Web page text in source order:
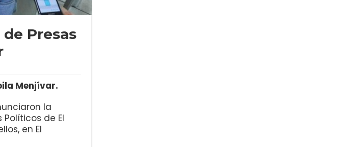
Presas
Menjívar.
la
de El
en El